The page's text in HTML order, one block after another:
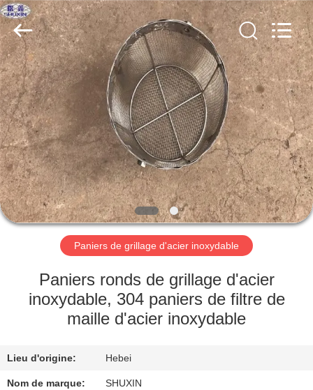
À
LA
MAISON
PRODUITS
À
PROPOS
NOUS
L'USINE
KN
Wire
Mesh
Co.,
Ltd..
All
Rights
Reserved.
Paniers de grillage d'acier inoxydable
Paniers ronds de grillage d'acier
inoxydable, 304 paniers de filtre de
maille d'acier inoxydable
Lieu d'origine: Hebei
Nom de marque: SHUXIN